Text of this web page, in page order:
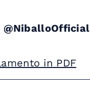
@NiballoOfficial
in PDF